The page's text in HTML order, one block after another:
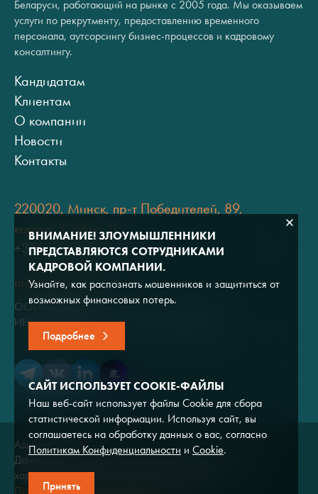
Беларуси, работающий на рынке с 2005 года. Мы оказываем
услуги по рекрутменту, предоставлению временного
персонала, аутсорсингу бизнес-процессов и кадровому
консалтингу.
Кандидатам
Клиентам
О компании
Новости
Контакты
220020, Минск, пр-т Победителей, 89,
корпус 3, офис 11
+375 (17) 334 80 07
minsk@adviros.by
ООО "Адвирос"
ИНН 7714572528 / ОГРН 1047796766380
Адвирос © 2026
Данный сайт носит исключительно информационный
характер и не является публичной офертой.
Политика конфиденциальности
ВНИМАНИЕ! ЗЛОУМЫШЛЕННИКИ
ПРЕДСТАВЛЯЮТСЯ СОТРУДНИКАМИ
КАДРОВОЙ КОМПАНИИ.
Узнайте, как распознать мошенников и защититься от
возможных финансовых потерь.
Подробнее
САЙТ ИСПОЛЬЗУЕТ COOKIE-ФАЙЛЫ
Наш веб-сайт использует файлы Cookie для сбора
статистической информации. Используя сайт, вы
соглашаетесь на обработку данных о вас, согласно
Политикам Конфиденциальности и Cookie.
Принять